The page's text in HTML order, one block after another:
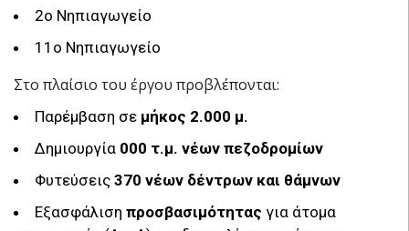
2ο Νηπιαγωγείο
11ο Νηπιαγωγείο
Στο πλαίσιο του έργου προβλέπονται:
Παρέμβαση σε μήκος 2.000 μ.
Δημιουργία 000 τ.μ. νέων πεζοδρομίων
Φυτεύσεις 370 νέων δέντρων και θάμνων
Εξασφάλιση προσβασιμότητας για άτομα